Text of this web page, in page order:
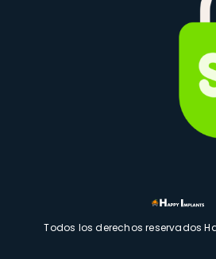
Todos los derechos reservados